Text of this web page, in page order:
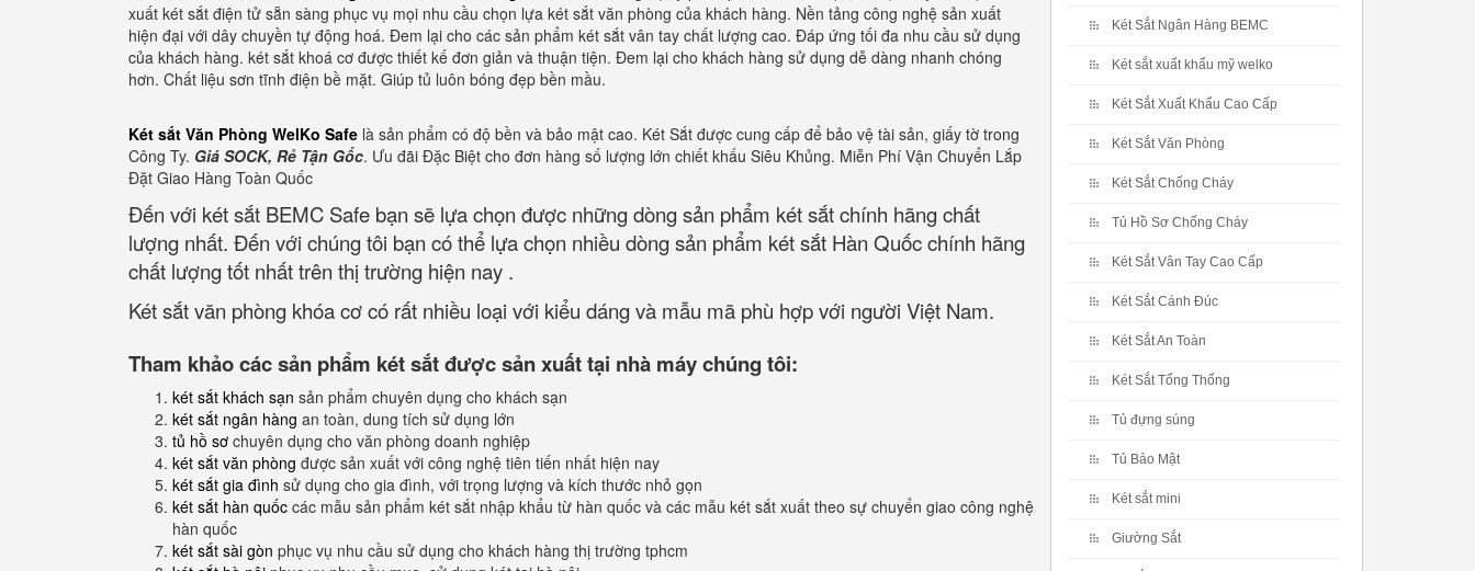
xuất két sắt điện tử sẵn sàng phục vụ mọi nhu cầu chọn lựa két sắt văn phòng của khách hàng. Nền tảng công nghệ sản xuất
hiện đại với dây chuyền tự động hoá. Đem lại cho các sản phẩm két sắt vân tay chất lượng cao. Đáp ứng tối đa nhu cầu sử dụng
của khách hàng. két sắt khoá cơ được thiết kế đơn giản và thuận tiện. Đem lại cho khách hàng sử dụng dễ dàng nhanh chóng
hơn. Chất liệu sơn tĩnh điện bề mặt. Giúp tủ luôn bóng đẹp bền mầu.
Két sắt Văn Phòng WelKo Safe là sản phẩm có độ bền và bảo mật cao. Két Sắt được cung cấp để bảo vệ tài sản, giấy tờ trong
Công Ty. Giá SOCK, Rẻ Tận Gốc. Ưu đãi Đặc Biệt cho đơn hàng số lượng lớn chiết khấu Siêu Khủng. Miễn Phí Vận Chuyển Lắp
Đặt Giao Hàng Toàn Quốc
Đến với két sắt BEMC Safe bạn sẽ lựa chọn được những dòng sản phẩm két sắt chính hãng chất
lượng nhất. Đến với chúng tôi bạn có thể lựa chọn nhiều dòng sản phẩm két sắt Hàn Quốc chính hãng
chất lượng tốt nhất trên thị trường hiện nay .
Két sắt văn phòng khóa cơ có rất nhiều loại với kiểu dáng và mẫu mã phù hợp với người Việt Nam.
Tham khảo các sản phẩm két sắt được sản xuất tại nhà máy chúng tôi:
két sắt khách sạn sản phẩm chuyên dụng cho khách sạn
két sắt ngân hàng an toàn, dung tích sử dụng lớn
tủ hồ sơ chuyên dụng cho văn phòng doanh nghiệp
két sắt văn phòng được sản xuất với công nghệ tiên tiến nhất hiện nay
két sắt gia đình sử dụng cho gia đình, với trọng lượng và kích thước nhỏ gọn
két sắt hàn quốc các mẫu sản phẩm két sắt nhập khẩu từ hàn quốc và các mẫu két sắt xuất theo sự chuyển giao công nghệ
hàn quốc
két sắt sài gòn phục vụ nhu cầu sử dụng cho khách hàng thị trường tphcm
Két Sắt Ngân Hàng BEMC
Két sắt xuất khẩu mỹ welko
Két Sắt Xuất Khẩu Cao Cấp
Két Sắt Văn Phòng
Két Sắt Chống Cháy
Tủ Hồ Sơ Chống Cháy
Két Sắt Vân Tay Cao Cấp
Két Sắt Cánh Đúc
Két Sắt An Toàn
Két Sắt Tổng Thống
Tủ đựng súng
Tủ Bảo Mật
Két sắt mini
Giường Sắt